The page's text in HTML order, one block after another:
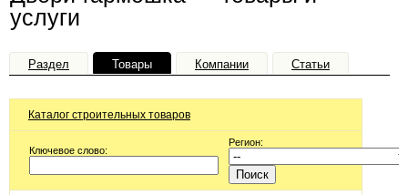
услуги
Раздел Товары Компании Статьи
Каталог строительных товаров
Ключевое слово:
Регион: